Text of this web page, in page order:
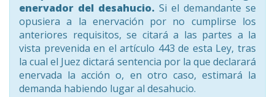
enervador del desahucio. Si el demandante se
opusiera a la enervación por no cumplirse los
anteriores requisitos, se citará a las partes a la
vista prevenida en el artículo 443 de esta Ley, tras
la cual el Juez dictará sentencia por la que declarará
enervada la acción o, en otro caso, estimará la
demanda habiendo lugar al desahucio.